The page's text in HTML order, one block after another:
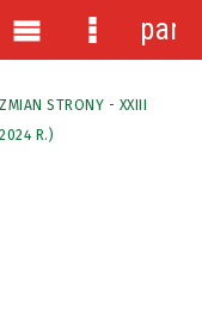
STRONY - XXIII
R.)
Menu
główne
Menu